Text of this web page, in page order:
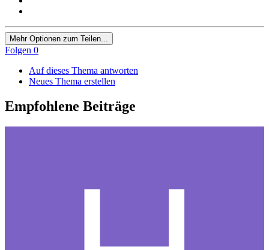
Mehr Optionen zum Teilen...
Folgen 0
Auf dieses Thema antworten
Neues Thema erstellen
Empfohlene Beiträge